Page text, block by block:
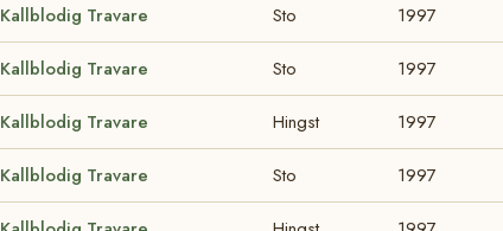
Kallblodig Travare Sto 1997
Kallblodig Travare Sto 1997
Kallblodig Travare Hingst 1997
Kallblodig Travare Sto 1997